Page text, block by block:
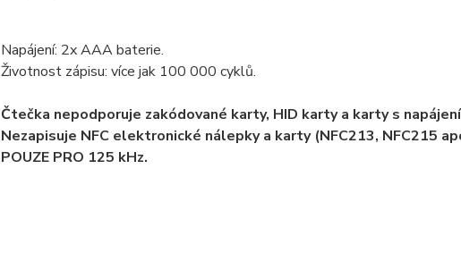
Napájení: 2x AAA baterie.
Životnost zápisu: více jak 100 000 cyklů.
Čtečka nepodporuje zakódované karty, HID karty a karty s
Nezapisuje NFC elektronické nálepky a karty (NFC213, NFC215
POUZE PRO 125 kHz.